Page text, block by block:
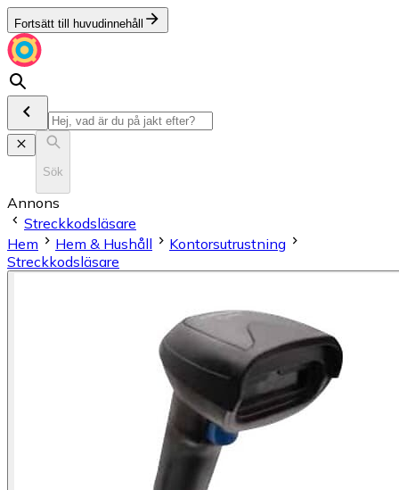
Fortsätt till huvudinnehåll
Sök
Annons
Streckkodsläsare
Hem
Hem & Hushåll
Kontorsutrustning
Streckkodsläsare